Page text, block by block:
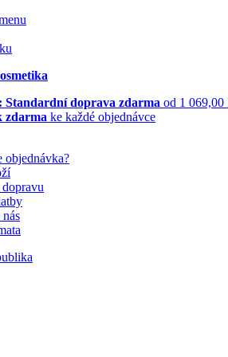
Standardní doprava zdarma od 1 069,00
zdarma ke každé objednávce
objednávka?